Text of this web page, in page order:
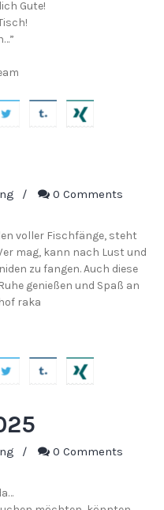
Gute!
/ 0 Comments
voller Fischfänge, steht
mag, kann nach Lust und
zu fangen. Auch diese
genießen und Spaß an
raka
/ 0 Comments